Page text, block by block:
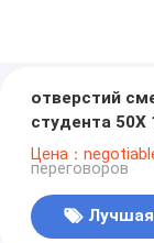
отверстий
студента
Цена：
переговоров